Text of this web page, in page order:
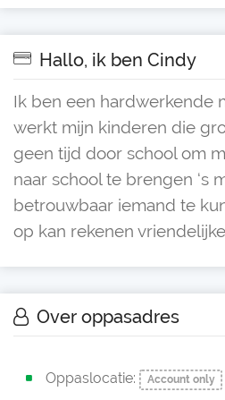
Hallo, ik ben Cindy
Ik ben een hardwerkende
werkt mijn kinderen die
geen tijd door school om
naar school te brengen ‘s
betrouwbaar iemand te
op kan rekenen
Over oppasadres
Oppaslocatie: Account only